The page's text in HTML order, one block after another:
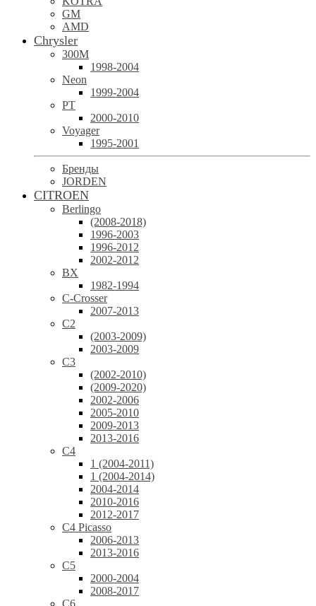
GM
AMD
Chrysler
300M
1998-2004
Neon
1999-2004
PT
2000-2010
Voyager
1995-2001
Бренды
JORDEN
CITROEN
Berlingo
(2008-2018)
1996-2003
1996-2012
2002-2012
BX
1982-1994
C-Crosser
2007-2013
C2
(2003-2009)
2003-2009
C3
(2002-2010)
(2009-2020)
2002-2006
2005-2010
2009-2013
2013-2016
C4
1 (2004-2011)
1 (2004-2014)
2004-2014
2010-2016
2012-2017
C4 Picasso
2006-2013
2013-2016
C5
2000-2004
2008-2017
C6